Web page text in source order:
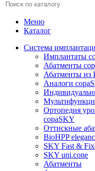
Меню
Каталог
Система
Имплантаты
Абатменты
Абатменты из
Аналоги
Ортопедия
copaSKY
Оттискные
BioHPP
SKY Fast &
SKY uni.cone
Абатменты